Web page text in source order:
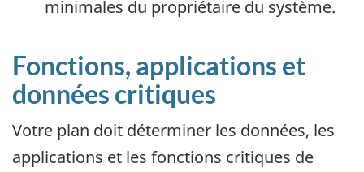
minimales du propriétaire du système.
Fonctions, applications et
données critiques
Votre plan doit déterminer les données, les
applications et les fonctions critiques de